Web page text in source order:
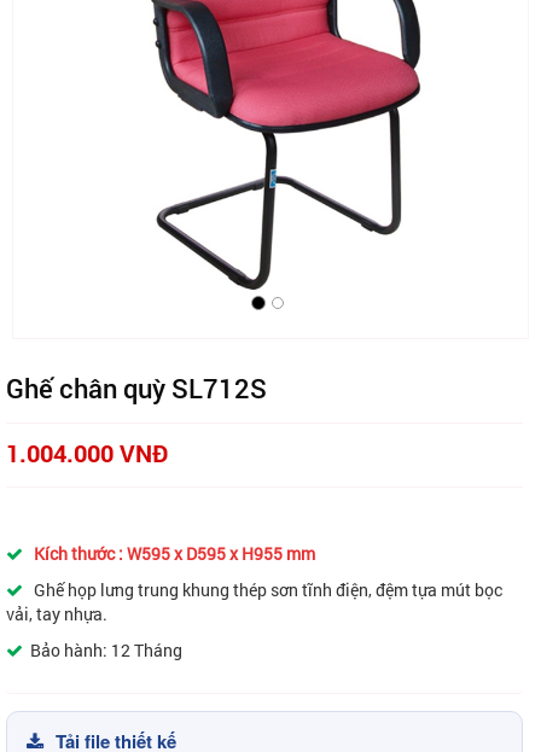
Ghế chân quỳ SL712S
1.004.000 VNĐ
Kích thước : W595 x D595 x H955 mm
Ghế họp lưng trung khung thép sơn tĩnh điện, đệm tựa mút bọc
vải, tay nhựa.
Bảo hành: 12 Tháng
Tải file thiết kế